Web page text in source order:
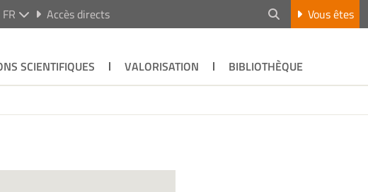
FR Accès directs Vous êtes
SCIENTIFIQUES VALORISATION
BIBLIOTHÈQUE